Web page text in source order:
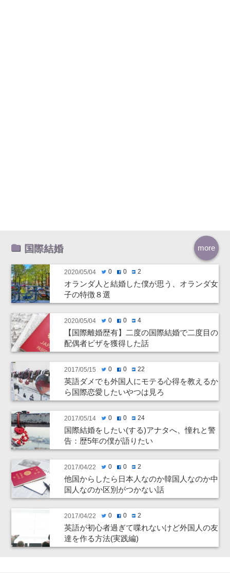
more
国際結婚
2020/05/04 twitter0 facebook0 hatenabookmark2
オランダ人と結婚した僕が思う、オランダ女
子の特徴８選
2020/05/04 twitter0 facebook0 hatenabookmark4
【国際離婚歴有】二度の国際結婚で二度目の
配偶者ビザを獲得した話
2017/05/15 twitter0 facebook0 hatenabookmark22
英語ダメでも外国人にモテる心得を教えるか
ら国際恋愛したいやつは見ろ
2017/05/14 twitter0 facebook0 hatenabookmark24
国際結婚をしたい(する)アナタへ、憧れと警
告：歴5年の僕が語りたい
2017/04/22 twitter0 facebook0 hatenabookmark2
他国からしたら日本人なのか韓国人なのか中
国人なのか区別がつかない話
2017/04/22 twitter0 facebook0 hatenabookmark2
英語が初心者過ぎて喋れないけど外国人の友
達を作る方法(実践編)